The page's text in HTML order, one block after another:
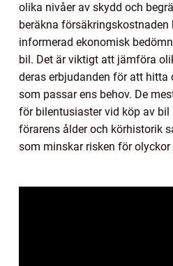
olika nivåer av skydd och
beräkna försäkringskostnaden
informerad ekonomisk
bil. Det är viktigt att jämföra
deras erbjudanden för att hitta
som passar ens behov. De
för bilentusiaster vid köp av bil
förarens ålder och körhistorik
som minskar risken för olyckor